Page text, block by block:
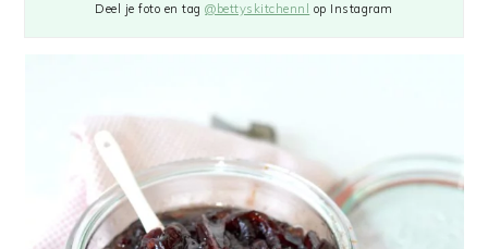
Deel je foto en tag@bettyskitchennl op Instagram